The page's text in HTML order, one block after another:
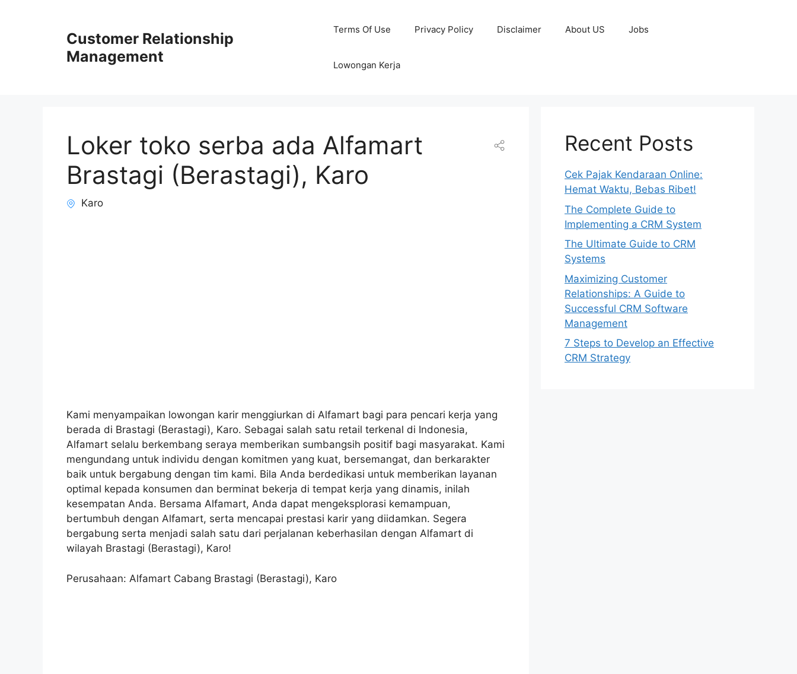
Customer Relationship
Management
Terms Of Use Privacy Policy Disclaimer About US Jobs
Lowongan Kerja
Loker toko serba ada Alfamart
Brastagi (Berastagi), Karo
Karo
Kami menyampaikan lowongan karir menggiurkan di Alfamart bagi para pencari kerja yang
berada di Brastagi (Berastagi), Karo. Sebagai salah satu retail terkenal di Indonesia,
Alfamart selalu berkembang seraya memberikan sumbangsih positif bagi masyarakat. Kami
mengundang untuk individu dengan komitmen yang kuat, bersemangat, dan berkarakter
baik untuk bergabung dengan tim kami. Bila Anda berdedikasi untuk memberikan layanan
optimal kepada konsumen dan berminat bekerja di tempat kerja yang dinamis, inilah
kesempatan Anda. Bersama Alfamart, Anda dapat mengeksplorasi kemampuan,
bertumbuh dengan Alfamart, serta mencapai prestasi karir yang diidamkan. Segera
bergabung serta menjadi salah satu dari perjalanan keberhasilan dengan Alfamart di
wilayah Brastagi (Berastagi), Karo!
Perusahaan: Alfamart Cabang Brastagi (Berastagi), Karo
Recent Posts
Cek Pajak Kendaraan Online:
Hemat Waktu, Bebas Ribet!
The Complete Guide to
Implementing a CRM System
The Ultimate Guide to CRM
Systems
Maximizing Customer
Relationships: A Guide to
Successful CRM Software
Management
7 Steps to Develop an Effective
CRM Strategy